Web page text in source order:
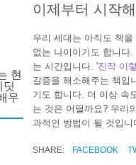
현
딧
우
이제부터 시작
우리 세대는 아직도 책
없는 나이이기도 합니다
는 시간입니다. '진작 이
갈증을 해소해주는 책입
기도 합니다. 더 이상 속
는 것은 어떨까요? 우리
과적인 방법이 될 것입니
SHARE: FACEBOOK